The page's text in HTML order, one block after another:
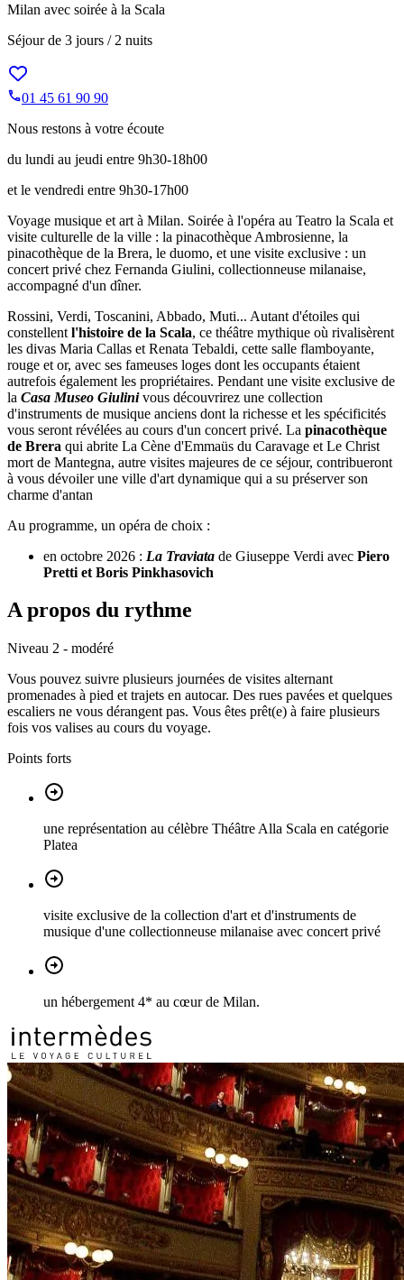
Milan avec soirée à la Scala
Séjour de 3 jours / 2 nuits
01 45 61 90 90
Nous restons à votre écoute
du lundi au jeudi entre 9h30-18h00
et le vendredi entre 9h30-17h00
Voyage musique et art à Milan. Soirée à l'opéra au Teatro la Scala et
visite culturelle de la ville : la pinacothèque Ambrosienne, la
pinacothèque de la Brera, le duomo, et une visite exclusive : un
concert privé chez Fernanda Giulini, collectionneuse milanaise,
accompagné d'un dîner.
Rossini, Verdi, Toscanini, Abbado, Muti... Autant d'étoiles qui
constellent l'histoire de la Scala, ce théâtre mythique où rivalisèrent
les divas Maria Callas et Renata Tebaldi, cette salle flamboyante,
rouge et or, avec ses fameuses loges dont les occupants étaient
autrefois également les propriétaires. Pendant une visite exclusive de
la Casa Museo Giulinivous découvrirez une collection
d'instruments de musique anciens dont la richesse et les spécificités
vous seront révélées au cours d'un concert privé. La pinacothèque
de Brera qui abrite La Cène d'Emmaüs du Caravage et Le Christ
mort de Mantegna, autre visites majeures de ce séjour, contribueront
à vous dévoiler une ville d'art dynamique qui a su préserver son
charme d'antan
Au programme, un opéra de choix :
en octobre 2026 : La Traviata de Giuseppe Verdi avec Piero
Pretti et Boris Pinkhasovich
A propos du rythme
Niveau 2 - modéré
Vous pouvez suivre plusieurs journées de visites alternant
promenades à pied et trajets en autocar. Des rues pavées et quelques
escaliers ne vous dérangent pas. Vous êtes prêt(e) à faire plusieurs
fois vos valises au cours du voyage.
Points forts
une représentation au célèbre Théâtre Alla Scala en catégorie
Platea
visite exclusive de la collection d'art et d'instruments de
musique d'une collectionneuse milanaise avec concert privé
un hébergement 4* au cœur de Milan.